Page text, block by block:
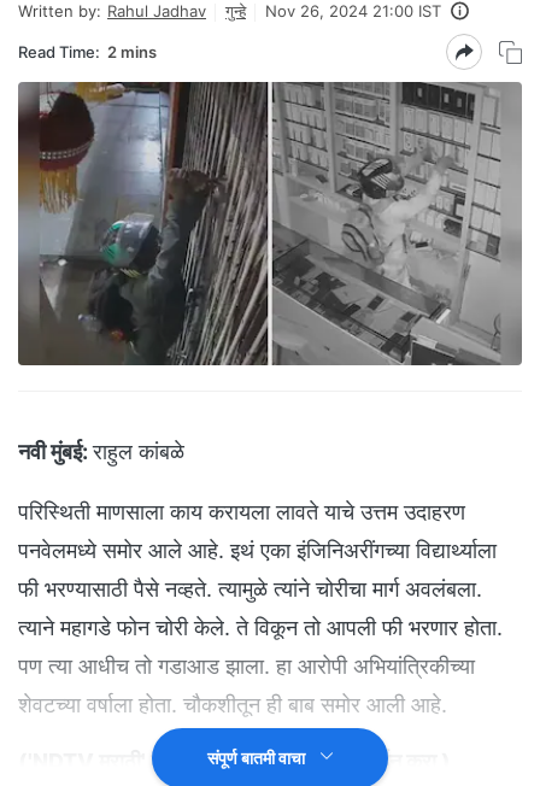
Written by: Rahul Jadhav गुन्हे Nov 26, 2024 21:00 IST
Read Time: 2 mins
नवी मुंबई: राहुल कांबळे
परिस्थिती माणसाला काय करायला लावते याचे उत्तम उदाहरण
पनवेलमध्ये समोर आले आहे. इथं एका इंजिनिअरींगच्या विद्यार्थ्याला
फी भरण्यासाठी पैसे नव्हते. त्यामुळे त्यांने चोरीचा मार्ग अवलंबला.
त्याने महागडे फोन चोरी केले. ते विकून तो आपली फी भरणार होता.
पण त्या आधीच तो गडाआड झाला. हा आरोपी अभियांत्रिकीच्या
शेवटच्या वर्षाला होता. चौकशीतून ही बाब समोर आली आहे.
'NDTV मराठी' चं अधिकृत व्हॉट्सअ‍ॅप चॅनल जॉईन करा
संपूर्ण बातमी वाचा